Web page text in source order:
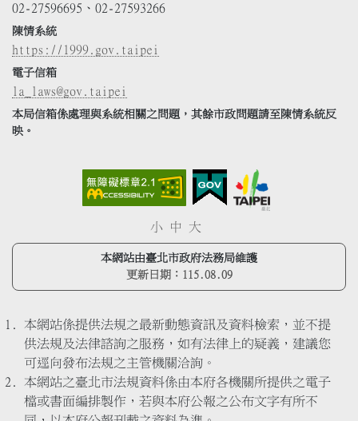
02-27596695、02-27593266
陳情系統
https://1999.gov.taipei
電子信箱
la_laws@gov.taipei
本局信箱係處理與系統相關之問題，其餘市政問題請至陳情系統反
映。
小 中 大
本網站由臺北市政府法務局維護
更新日期： 115.08.09
本網站係提供法規之最新動態資訊及資料檢索，並不提
供法規及法律諮詢之服務，如有法律上的疑義，建議您
可逕向發布法規之主管機關洽詢。
本網站之臺北市法規資料係由本府各機關所提供之電子
檔或書面編排製作，若與本府公報之公布文字有所不